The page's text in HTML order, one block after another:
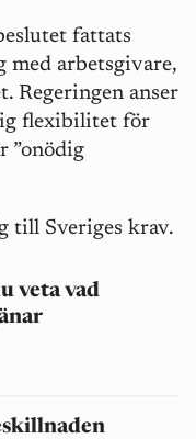
fattats
med arbetsgivare,
Regeringen anser
flexibilitet för
”onödig
till Sveriges krav.
veta vad